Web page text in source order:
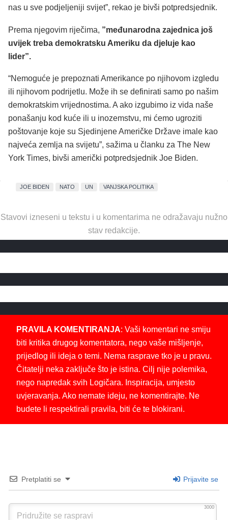
nas u sve podjeljeniji svijet”, rekao je bivši potpredsjednik.
Prema njegovim riječima, ”međunarodna zajednica još
uvijek treba demokratsku Ameriku da djeluje kao
lider”.
“Nemoguće je prepoznati Amerikance po njihovom izgledu
ili njihovom podrijetlu. Može ih se definirati samo po našim
demokratskim vrijednostima. A ako izgubimo iz vida naše
ponašanju kod kuće ili u inozemstvu, mi ćemo ugroziti
poštovanje koje su Sjedinjene Američke Države imale kao
najveća zemlja na svijetu”, sažima u članku za The New
York Times, bivši američki potpredsjednik Joe Biden.
JOE BIDEN NATO UN VANJSKA POLITIKA
Stavovi izneseni u tekstu i u komentarima ne odražavaju nužno
stav redakcije.
PRAVILA KOMENTIRANJA: Vaši komentari ne smiju
biti kritika drugog komentatora, nego vaše mišljenje,
prijedlog ili ideja o temi. Nema rasprave tko je u pravu.
Čitatelji neka zaključe što je istina. Cilj nije polemika,
nego napredak svih Logičara. Inspiracija, umjesto
uvjeravanja. Ako nemate ideju, ne komentirajte. Ne
budete li respektirali pravila, biti će te blokirani.
Pretplatiti se Prijavite se
3000